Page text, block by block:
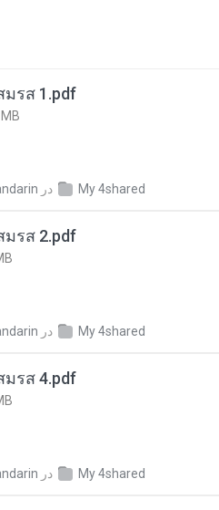
มรส 1.pdf
در My 4shared
มรส 2.pdf
در My 4shared
มรส 4.pdf
در My 4shared